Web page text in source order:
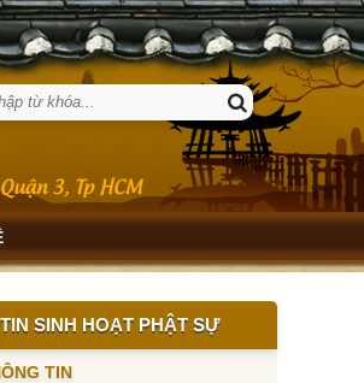
TIN SINH HOẠT PHẬT SỰ
TIN